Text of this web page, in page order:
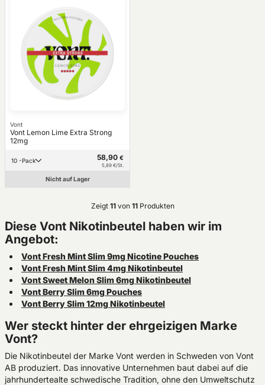
Vont
Vont Lemon Lime Extra Strong
12mg
10 -Pack 58,90 €
5,89 €/St.
Nicht auf Lager
Zeigt 11von 11 Produkten
Diese Vont Nikotinbeutel haben wir im
Angebot:
Vont Fresh Mint Slim 9mg Nicotine Pouches
Vont Fresh Mint Slim 4mg Nikotinbeutel
Vont Sweet Melon Slim 6mg Nikotinbeutel
Vont Berry Slim 6mg Pouches
Vont Berry Slim 12mg Nikotinbeutel
Wer steckt hinter der ehrgeizigen Marke
Vont?
Die Nikotinbeutel der Marke Vont werden in Schweden von Vont
AB produziert. Das innovative Unternehmen baut dabei auf die
jahrhundertealte schwedische Tradition, ohne den Umweltschutz